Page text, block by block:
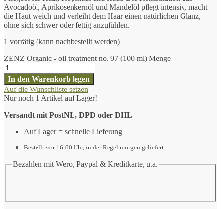
Avocadoöl, Aprikosenkernöl und Mandelöl pflegt intensiv, macht
die Haut weich und verleiht dem Haar einen natürlichen Glanz,
ohne sich schwer oder fettig anzufühlen.
1 vorrätig (kann nachbestellt werden)
ZENZ Organic - oil treatment no. 97 (100 ml) Menge
In den Warenkorb legen
Auf die Wunschliste setzen
Nur noch 1 Artikel auf Lager!
Versandt mit PostNL, DPD oder DHL
Auf Lager = schnelle Lieferung
Bestellt vor 16:00 Uhr, in der Regel morgen geliefert.
Bezahlen mit Wero, Paypal & Kreditkarte, u.a.